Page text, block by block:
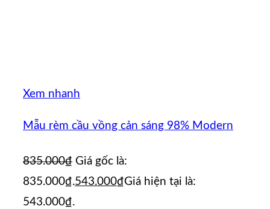
Xem nhanh
Mẫu rèm cầu vồng cản sáng 98% Modern
835.000₫ Giá gốc là:
835.000₫.543.000₫Giá hiện tại là:
543.000₫.